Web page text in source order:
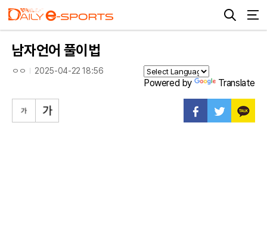
남자언어 풀이법
ㅇㅇ 2025-04-22 18:56
Powered by Translate